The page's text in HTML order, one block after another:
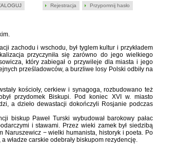
Rejestracja Przypomnij hasło
zachodu i wschodu, był tyglem kultur i przykładem
przyczyniła się zarówno do jego wielkiego
który zabiegał o przywileje dla miasta i jego
prześladowców, a burzliwe losy Polski odbiły na
kościoły, cerkiew i synagoga, rozbudowano też
przydomek Biskupi. Pod koniec XVI w. miasto
a dzieło dewastacji dokończyli Rosjanie podczas
biskup Paweł Turski wybudował barokowy pałac
i stawami. Przez wieki zamek był siedzibą
− wielki humanista, historyk i poeta. Po
władze carskie odebrały biskupom rezydencję.